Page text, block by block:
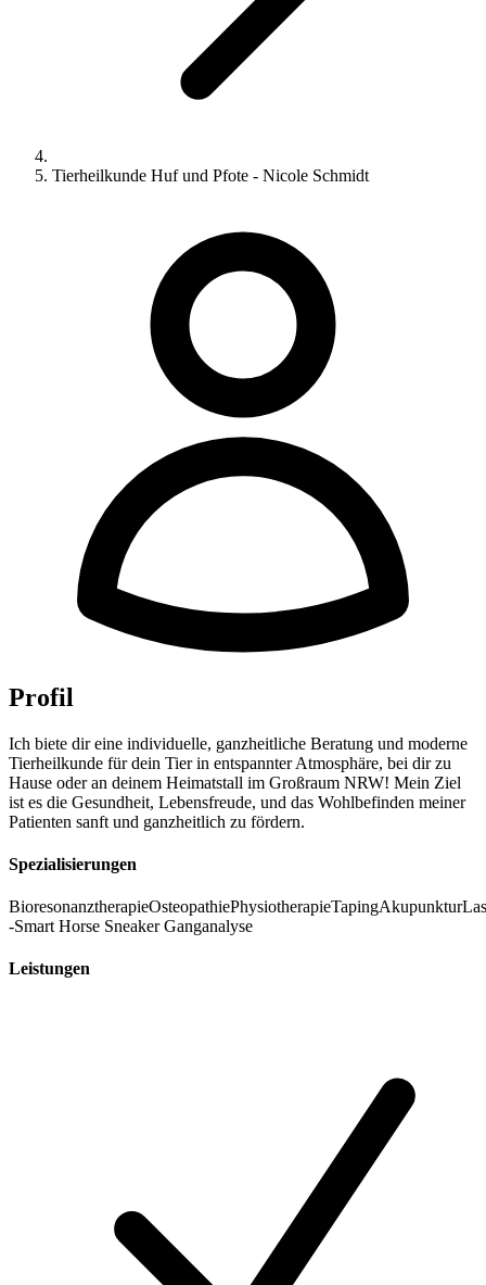
Tierheilkunde Huf und Pfote - Nicole Schmidt
Profil
Ich biete dir eine individuelle, ganzheitliche Beratung und moderne
Tierheilkunde für dein Tier in entspannter Atmosphäre, bei dir zu
Hause oder an deinem Heimatstall im Großraum NRW! Mein Ziel
ist es die Gesundheit, Lebensfreude, und das Wohlbefinden meiner
Patienten sanft und ganzheitlich zu fördern.
Spezialisierungen
BioresonanztherapieOsteopathiePhysiotherapieTapingAkupunktur
-Smart Horse Sneaker Ganganalyse
Leistungen